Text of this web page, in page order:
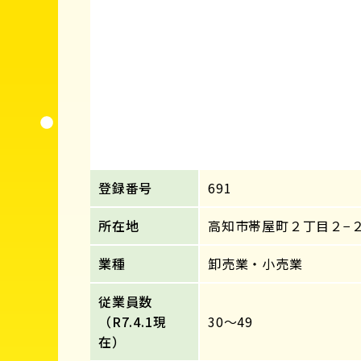
登録番号
691
所在地
高知市帯屋町２丁目２−
業種
卸売業・小売業
従業員数
（R7.4.1現
在）
30～49